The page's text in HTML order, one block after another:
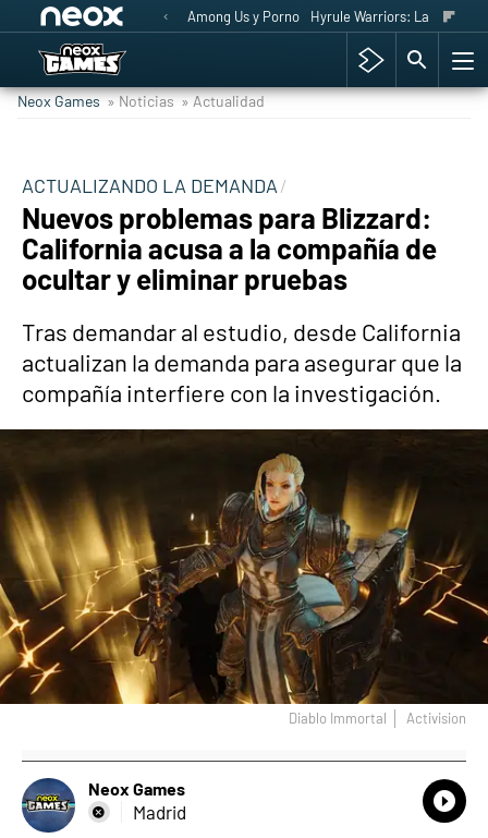
Among Us y Porno Hyrule Warriors: La Era del
Neox Games » Noticias » Actualidad
ACTUALIZANDO LA DEMANDA
Nuevos problemas para Blizzard:
California acusa a la compañía de
ocultar y eliminar pruebas
Tras demandar al estudio, desde California
actualizan la demanda para asegurar que la
compañía interfiere con la investigación.
Diablo Immortal Activision
Neox Games
Madrid